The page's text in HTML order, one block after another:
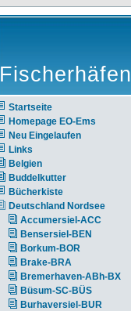
Startseite
Homepage EO-Ems
Neu Eingelaufen
Links
Belgien
Buddelkutter
Bücherkiste
Deutschland Nordsee
Accumersiel-ACC
Bensersiel-BEN
Borkum-BOR
Brake-BRA
Bremerhaven-ABh-BX
Büsum-SC-BÜS
Burhaversiel-BUR